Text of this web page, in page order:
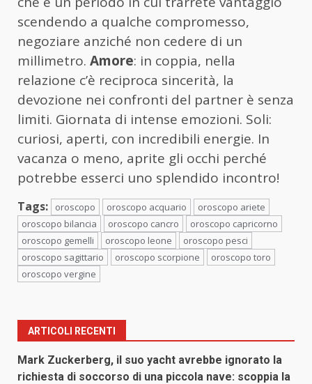
scendendo a qualche compromesso,
negoziare anziché non cedere di un
millimetro. Amore: in coppia, nella
relazione c’è reciproca sincerità, la
devozione nei confronti del partner è senza
limiti. Giornata di intense emozioni. Soli:
curiosi, aperti, con incredibili energie. In
vacanza o meno, aprite gli occhi perché
potrebbe esserci uno splendido incontro!
Tags: oroscopo oroscopo acquario
oroscopo ariete
oroscopo bilancia
oroscopo cancro
oroscopo capricorno
oroscopo gemelli
oroscopo leone
oroscopo pesci
oroscopo sagittario
oroscopo scorpione
oroscopo toro
oroscopo vergine
ARTICOLI RECENTI
Mark Zuckerberg, il suo yacht avrebbe ignorato la
richiesta di soccorso di una piccola nave: scoppia la